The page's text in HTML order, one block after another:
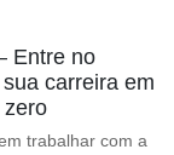
Entre no
carreira em
zero
trabalhar com a